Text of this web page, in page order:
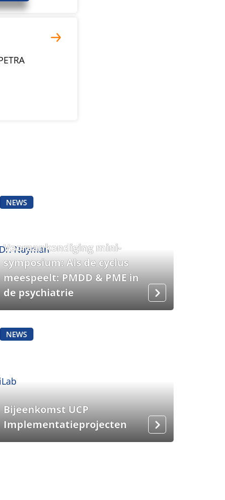
NEWS
Vooraankondiging mini-
symposium: Als de cyclus
meespeelt: PMDD & PME in
de psychiatrie
NEWS
Bijeenkomst UCP
Implementatieprojecten